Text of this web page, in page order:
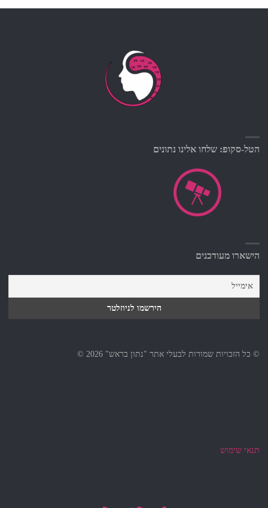
הטל-סקופ: שלחו אלינו נתונים
הישארו מעודכנים
© כל הזכויות שמורות לבעלי אתר "נתון בראש" 2026 ©
תנאי שימוש